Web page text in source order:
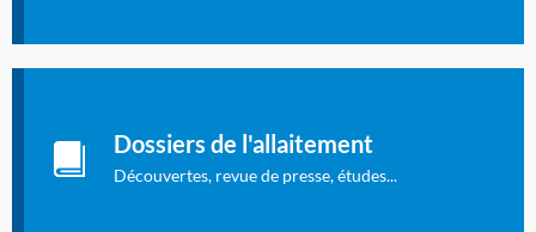
Dossiers de l'allaitement
Découvertes, revue de presse, études...
dernières études sur l'allaitement publiées dans la presse
internationale.